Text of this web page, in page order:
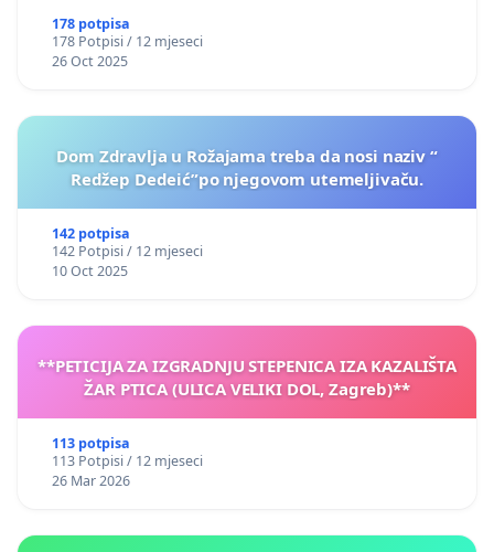
178 potpisa
178 Potpisi / 12 mjeseci
26 Oct 2025
Dom Zdravlja u Rožajama treba da nosi naziv “
Redžep Dedeić”po njegovom utemeljivaču.
142 potpisa
142 Potpisi / 12 mjeseci
10 Oct 2025
**PETICIJA ZA IZGRADNJU STEPENICA IZA KAZALIŠTA
ŽAR PTICA (ULICA VELIKI DOL, Zagreb)**
113 potpisa
113 Potpisi / 12 mjeseci
26 Mar 2026